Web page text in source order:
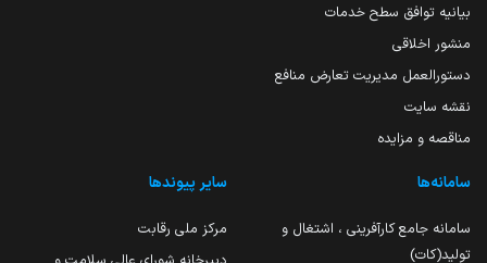
بیانیه توافق سطح خدمات
منشور اخلاقی
دستورالعمل مدیریت تعارض منافع
نقشه سایت
مناقصه و مزایده
سامانه‌ها
سامانه جامع کارآفرینی ، اشتغال و
تولید(کات)
سایر پیوندها
مرکز ملی رقابت